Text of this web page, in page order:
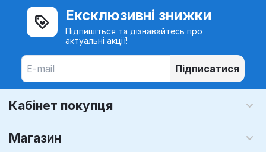
Ексклюзивні знижки
Підпишіться та дізнавайтесь про
актуальні акції!
Підписатися
Кабінет покупця
Магазин